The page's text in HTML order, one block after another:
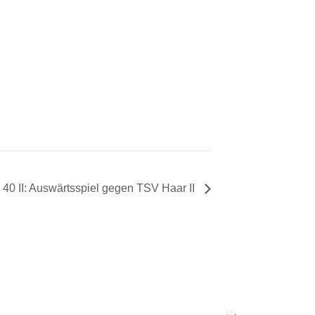
40 II: Auswärtsspiel gegen TSV Haar II